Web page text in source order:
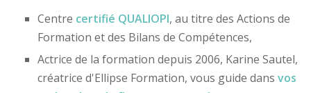
Centre certifié QUALIOPI, au titre des Actions de
Formation et des Bilans de Compétences,
Actrice de la formation depuis 2006, Karine Sautel,
créatrice d'Ellipse Formation, vous guide dans vos